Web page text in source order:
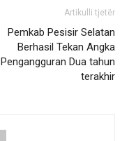
Artikulli tjetër
Pemkab Pesisir Selatan
Berhasil Tekan Angka
Pengangguran Dua tahun
terakhir